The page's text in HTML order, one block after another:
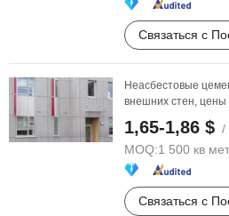
Связаться с
Неасбестовые
внешних стен, цены
1,65-1,86 $ /
MOQ:1 500 кв
Связаться с